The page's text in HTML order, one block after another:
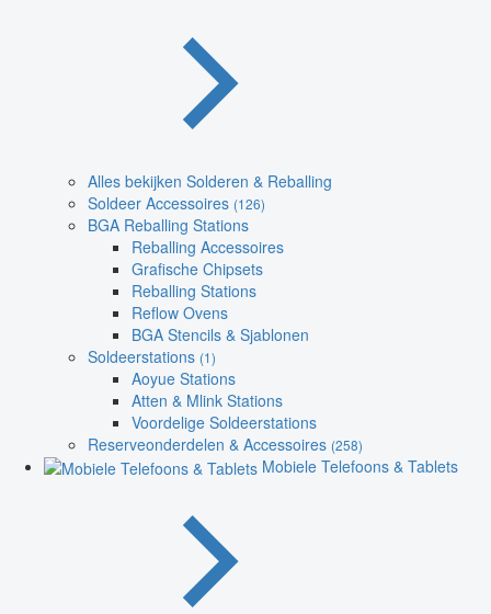
Alles bekijken Solderen & Reballing
Soldeer Accessoires (126)
BGA Reballing Stations
Reballing Accessoires
Grafische Chipsets
Reballing Stations
Reflow Ovens
BGA Stencils & Sjablonen
Soldeerstations (1)
Aoyue Stations
Atten & Mlink Stations
Voordelige Soldeerstations
Reserveonderdelen & Accessoires (258)
Mobiele Telefoons & Tablets